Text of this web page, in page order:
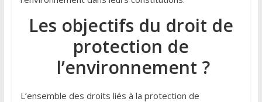
Les objectifs du droit de
protection de
l’environnement ?
L’ensemble des droits liés à la protection de